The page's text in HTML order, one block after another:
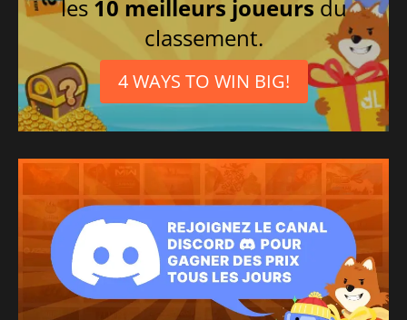
les 10 meilleurs joueurs du
classement.
4 WAYS TO WIN BIG!